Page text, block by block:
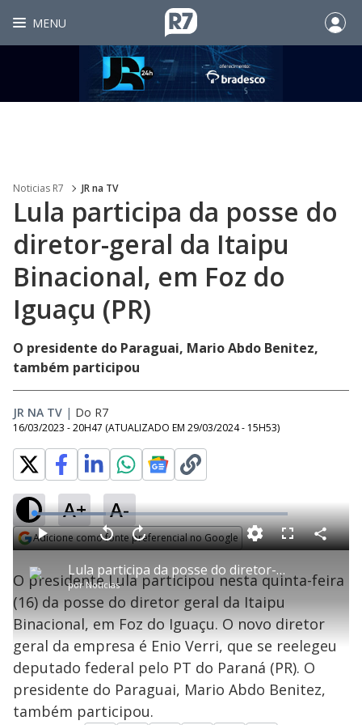
MENU
Noticias R7 JR na TV
Lula participa da posse do
diretor-geral da Itaipu
Binacional, em Foz do
Iguaçu (PR)
O presidente do Paraguai, Mario Abdo Benitez,
também participou
JR NA TV | Do R7
16/03/2023 - 20H47 (ATUALIZADO EM 29/03/2024 - 15H53)
A+ A-
Adicione como fonte preferencial no Google
P
l
a
Lula participa da posse do diretor-geral da Itaipu Binacional, em Foz do Iguaçu (PR)
por Notícias
P V
t
a
r
0
e
g
n
d
s
A
n
ç
a
r
1
s
e
u
n
L
o
a
d
e
:
2
8
.
4
6
F
s
c
n
C
o
a
r
a
O presidente Lula participou nesta quinta-feira
(16) da posse do diretor geral da Itaipu
Binacional, em Foz do Iguaçu. O novo diretor
geral da empresa é Enio Verri, que se reelegeu
deputado federal pelo PT do Paraná (PR). O
presidente do Paraguai, Mario Abdo Benitez,
também participou.